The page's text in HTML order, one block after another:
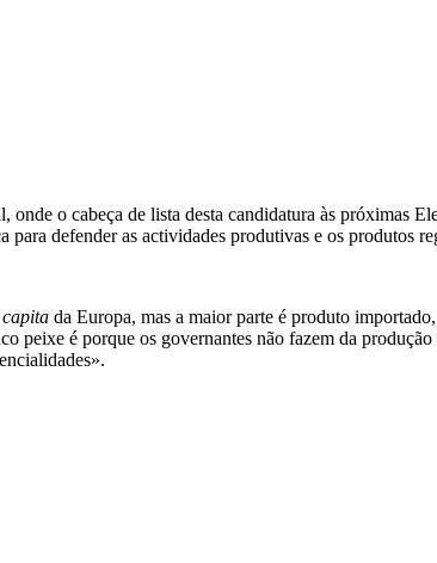
o cabeça de lista desta candidatura às próximas
defender as actividades produtivas e os produtos
da Europa, mas a maior parte é produto
peixe é porque os governantes não fazem da